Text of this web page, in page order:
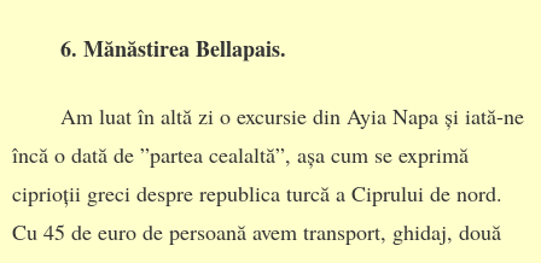
6. Mănăstirea Bellapais.
Am luat în altă zi o excursie din Ayia Napa și iată-ne
încă o dată de ”partea cealaltă”, așa cum se exprimă
ciprioții greci despre republica turcă a Ciprului de nord.
Cu 45 de euro de persoană avem transport, ghidaj, două